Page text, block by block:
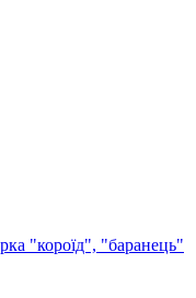
"короїд", "баранець"